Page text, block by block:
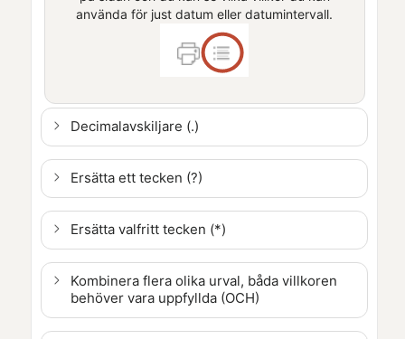
använda för just datum eller datumintervall.
Decimalavskiljare (.)
Ersätta ett tecken (?)
Ersätta valfritt tecken (*)
Kombinera flera olika urval, båda villkoren
behöver vara uppfyllda (OCH)